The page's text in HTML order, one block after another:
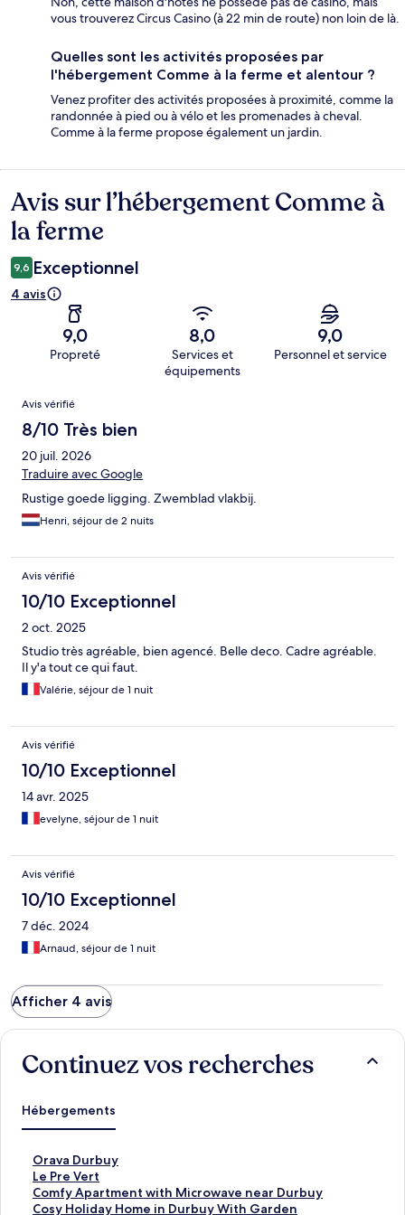
vous trouverez Circus Casino (à 22 min de route) non loin de là.
Quelles sont les activités proposées par
l'hébergement Comme à la ferme et alentour ?
Venez profiter des activités proposées à proximité, comme la
randonnée à pied ou à vélo et les promenades à cheval.
Comme à la ferme propose également un jardin.
Avis
Avis sur l’hébergement Comme à
la ferme
9,6 Exceptionnel
4 avis
9,0
Propreté
8,0
Services et
équipements
9,0
Personnel et service
Avis
Avis vérifié
8/10 Très bien
20 juil. 2026
Traduire avec Google
Rustige goede ligging. Zwemblad vlakbij.
Henri, séjour de 2 nuits
Avis vérifié
10/10 Exceptionnel
2 oct. 2025
Studio très agréable, bien agencé. Belle deco. Cadre agréable.
Il y'a tout ce qui faut.
Valérie, séjour de 1 nuit
Avis vérifié
10/10 Exceptionnel
14 avr. 2025
evelyne, séjour de 1 nuit
Avis vérifié
10/10 Exceptionnel
7 déc. 2024
Arnaud, séjour de 1 nuit
Afficher 4 avis
Continuez vos recherches
Hébergements
Orava Durbuy
L
i
e
n
Le Pre Vert
L
i
e
Comfy Apartment with Microwave near Durbuy
L
iCosy Holiday Home in Durbuy With Garden
L